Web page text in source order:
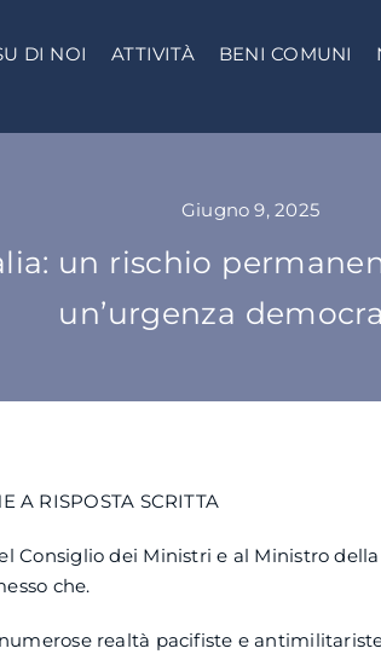
DI NOI ATTIVITÀ BENI COMUNI
Giugno 9, 2025
un rischio
un’urgenza
A RISPOSTA SCRITTA
Consiglio dei Ministri e al Ministro
che.
realtà pacifiste e